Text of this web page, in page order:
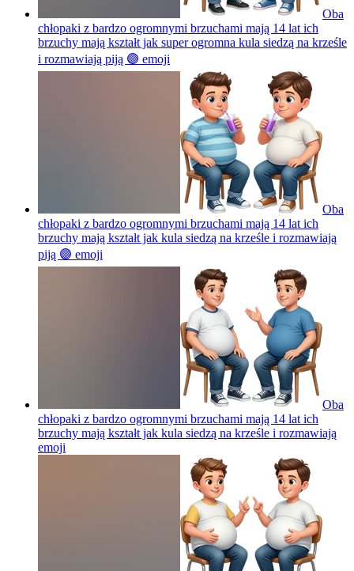
Oba
chłopaki z bardzo ogromnymi brzuchami mają 14 lat ich
brzuchy mają kształt jak super ogromna kula siedzą na krześle
i rozmawiają piją 🟣 emoji
Oba
chłopaki z bardzo ogromnymi brzuchami mają 14 lat ich
brzuchy mają kształt jak kula siedzą na krześle i rozmawiają
piją 🟣 emoji
Oba
chłopaki z bardzo ogromnymi brzuchami mają 14 lat ich
brzuchy mają kształt jak kula siedzą na krześle i rozmawiają
emoji